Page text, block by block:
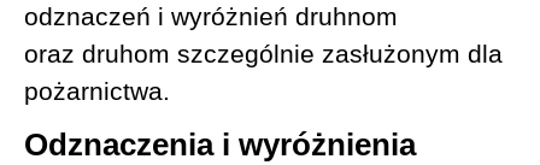
odznaczeń i wyróżnień druhnom
oraz druhom szczególnie zasłużonym dla
pożarnictwa.
Odznaczenia i wyróżnienia